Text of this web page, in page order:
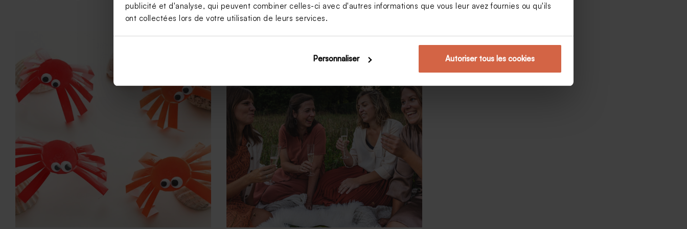
publicité et d'analyse, qui peuvent combiner celles-ci avec d'autres informations que vous leur avez fournies ou qu'ils
ont collectées lors de votre utilisation de leurs services.
Personnaliser Autoriser tous les cookies